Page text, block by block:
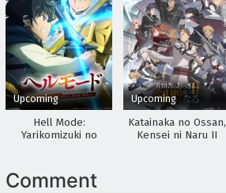
Upcoming
Hell Mode:
Yarikomizuki no
suru 2nd Season
Upcoming
Katainaka no Ossan,
Kensei ni Naru II
Comment